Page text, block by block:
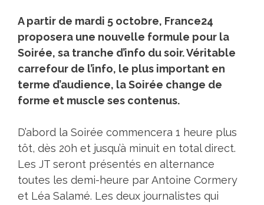
A partir de mardi 5 octobre, France24
proposera une nouvelle formule pour la
Soirée, sa tranche d’info du soir. Véritable
carrefour de l’info, le plus important en
terme d’audience, la Soirée change de
forme et muscle ses contenus.
D’abord la Soirée commencera 1 heure plus
tôt, dès 20h et jusqu’à minuit en total direct.
Les JT seront présentés en alternance
toutes les demi-heure par Antoine Cormery
et Léa Salamé. Les deux journalistes qui